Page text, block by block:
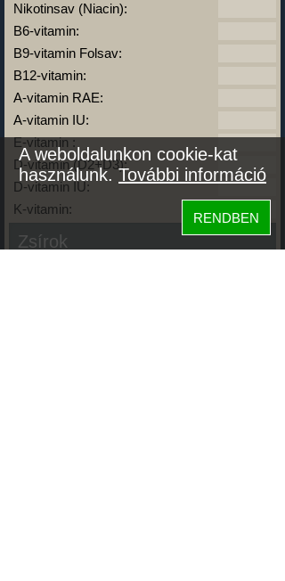
Nikotinsav (Niacin):
B6-vitamin:
B9-vitamin Folsav:
B12-vitamin:
A-vitamin RAE:
A-vitamin IU:
E-vitamin :
D-vitamin (D2+D3):
D-vitamin IU:
K-vitamin:
Zsírok
A weboldalunkon cookie-kat
használunk.További információ
RENDBEN